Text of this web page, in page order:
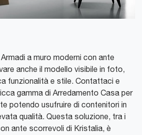
a muro moderni con ante
anche il modello visibile in foto,
funzionalità e stile. Contattaci e
gamma di Arredamento Casa per
potendo usufruire di contenitori in
qualità. Questa soluzione, tra i
ante scorrevoli di Kristalia, è